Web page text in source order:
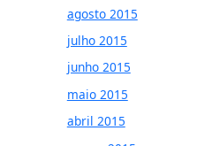
agosto 2015
julho 2015
junho 2015
maio 2015
abril 2015